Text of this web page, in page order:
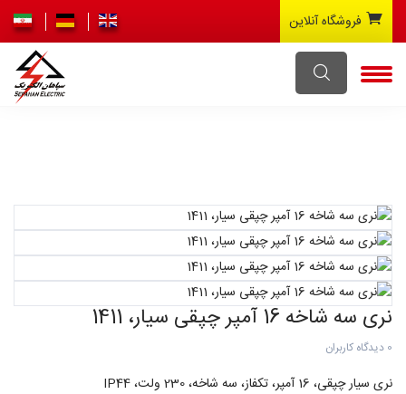
فروشگاه آنلاین
نری سه شاخه 16 آمپر چپقی سیار، 1411
0 دیدگاه کاربران
نری سیار چپقی، 16 آمپر، تکفاز، سه شاخه، 230 ولت، IP44